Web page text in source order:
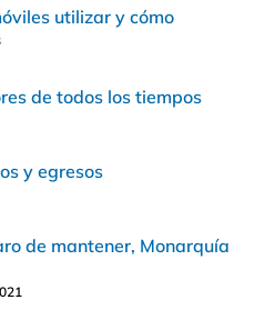
utilizar y cómo
de todos los tiempos
y egresos
de mantener, Monarquía